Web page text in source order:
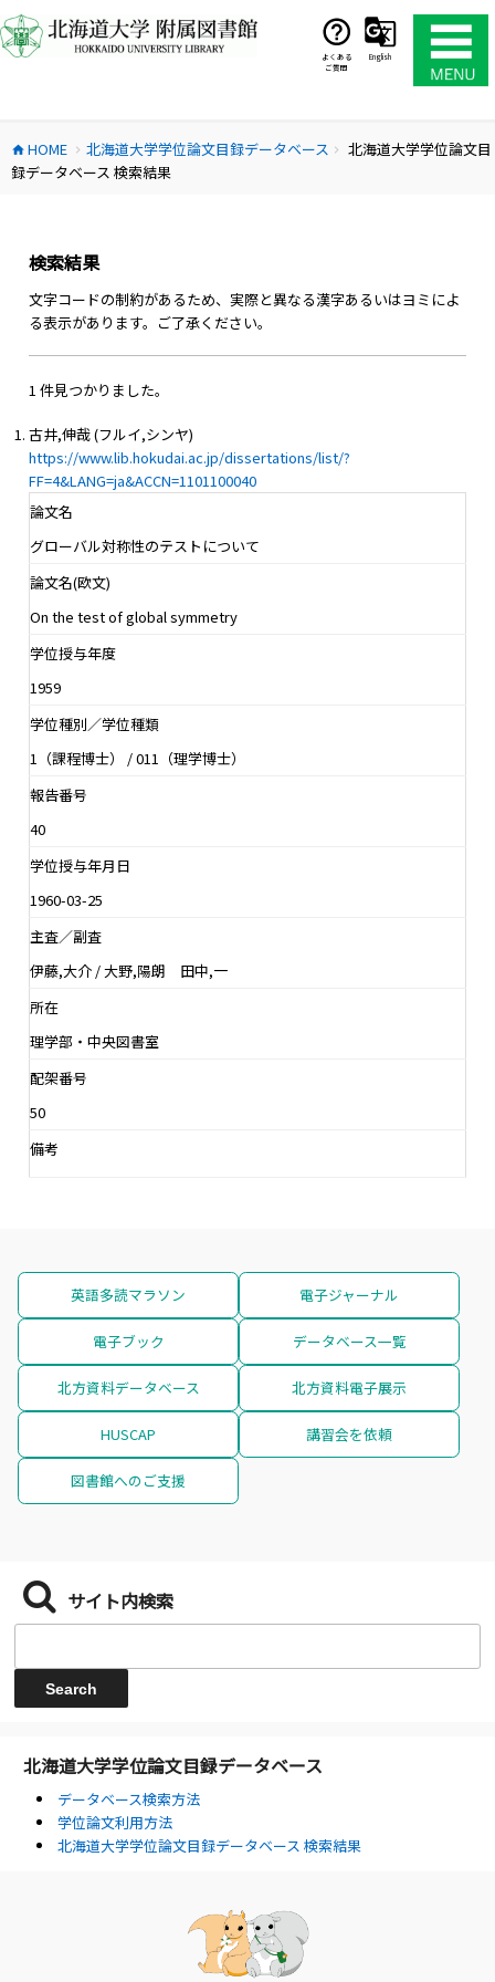
ン
テ
ス
キ
よくある
ご質問
English
home HOME chevron_right 北海道大学学位論文目録データベース chevron_right
北海道大学学位論文目
録データベース 検索結果
検索結果
文字コードの制約があるため、実際と異なる漢字あるいはヨミによ
る表示があります。ご了承ください。
1 件見つかりました。
古井,伸哉 (フルイ,シンヤ)
https://www.lib.hokudai.ac.jp/dissertations/list/?
FF=4&LANG=ja&ACCN=1101100040
論文名
グローバル対称性のテストについて
論文名(欧文)
On the test of global symmetry
学位授与年度
1959
学位種別／学位種類
1（課程博士） / 011（理学博士）
報告番号
40
学位授与年月日
1960-03-25
主査／副査
伊藤,大介 / 大野,陽朗 田中,一
所在
理学部・中央図書室
配架番号
50
備考
英語多読マラソン 電子ジャーナル
電子ブック データベース一覧
北方資料データベース 北方資料電子展示
HUSCAP 講習会を依頼
図書館へのご支援
サイト内検索
北海道大学学位論文目録データベース
データベース検索方法
学位論文利用方法
北海道大学学位論文目録データベース 検索結果